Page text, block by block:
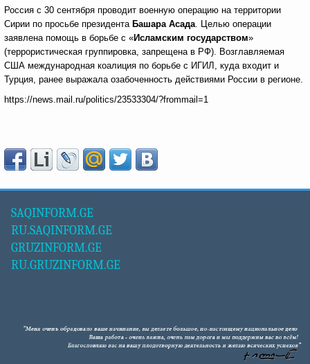
Россия с 30 сентября проводит военную операцию на территории
Сирии по просьбе президента Башара Асада. Целью операции
заявлена помощь в борьбе с «Исламским государством»
(террористическая группировка, запрещена в РФ). Возглавляемая
США международная коалиция по борьбе с ИГИЛ, куда входит и
Турция, ранее выражала озабоченность действиями России в регионе.
https://news.mail.ru/politics/23533304/?frommail=1
SAQINFORM.GE
RU.SAQINFORM.GE
GRUZINFORM.GE
RU.GRUZINFORM.GE